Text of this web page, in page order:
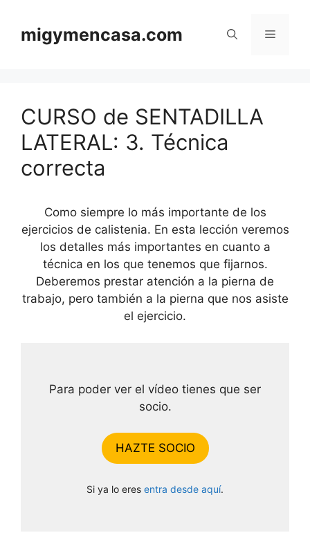
contenido
migymencasa.com Menú
CURSO de SENTADILLA
LATERAL: 3. Técnica
correcta
Como siempre lo más importante de los
ejercicios de calistenia. En esta lección veremos
los detalles más importantes en cuanto a
técnica en los que tenemos que fijarnos.
Deberemos prestar atención a la pierna de
trabajo, pero también a la pierna que nos asiste
el ejercicio.
Para poder ver el vídeo tienes que ser
socio.
HAZTE SOCIO
Si ya lo eres entra desde aquí.